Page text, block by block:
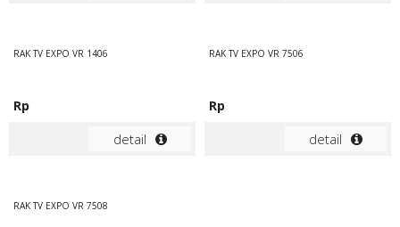
RAK TV EXPO VR 1406
Rp
detail
RAK TV EXPO VR 7506
Rp
detail
RAK TV EXPO VR 7508